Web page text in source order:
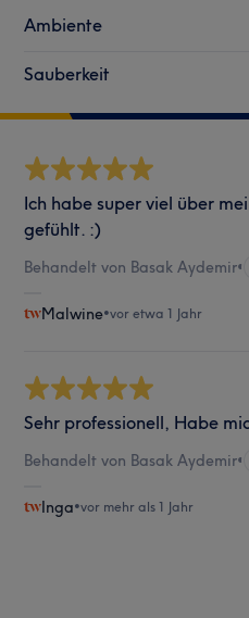
Ambiente
Sauberkeit
Ich habe super viel über
gefühlt. :)
Behandelt von Basak Aydemir•
Malwine•vor etwa 1 Jahr
Sehr professionell, Habe
Behandelt von Basak Aydemir•
Inga•vor mehr als 1 Jahr